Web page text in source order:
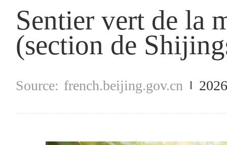
Sentier vert de la
(section de
french.beijing.gov.cn